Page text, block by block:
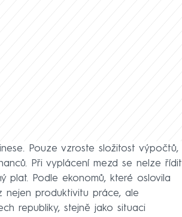
Pouze vzroste složitost výpočtů,
Při vyplácení mezd se nelze řídit
plat. Podle ekonomů, které oslovila
nejen produktivitu práce, ale
republiky, stejně jako situaci